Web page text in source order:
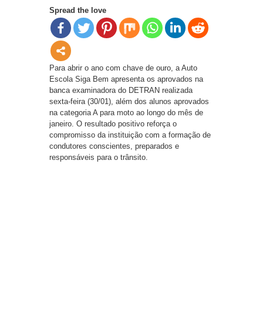
Spread the love
Para abrir o ano com chave de ouro, a Auto
Escola Siga Bem apresenta os aprovados na
banca examinadora do DETRAN realizada
sexta-feira (30/01), além dos alunos aprovados
na categoria A para moto ao longo do mês de
janeiro. O resultado positivo reforça o
compromisso da instituição com a formação de
condutores conscientes, preparados e
responsáveis para o trânsito.